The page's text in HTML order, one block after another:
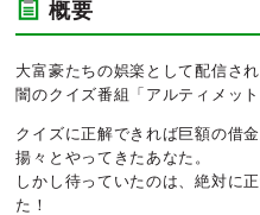
概要
大富豪たちの娯楽として配信さ
闇のクイズ番組「アルティメット
クイズに正解できれば巨額の借
揚々とやってきたあなた。
しかし待っていたのは、絶対に
た！